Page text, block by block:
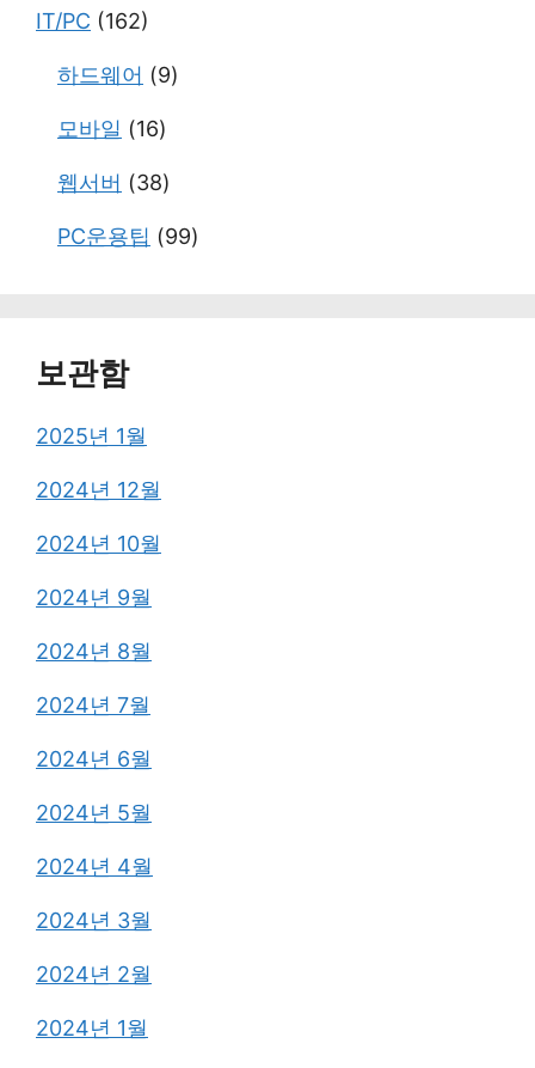
IT/PC (162)
하드웨어 (9)
모바일 (16)
웹서버 (38)
PC운용팁 (99)
보관함
2025년 1월
2024년 12월
2024년 10월
2024년 9월
2024년 8월
2024년 7월
2024년 6월
2024년 5월
2024년 4월
2024년 3월
2024년 2월
2024년 1월